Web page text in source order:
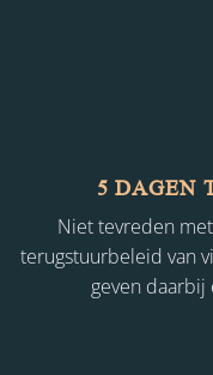
5 DAGEN
Niet tevreden
terugstuurbeleid van
geven